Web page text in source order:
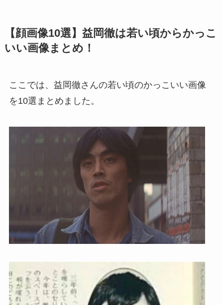
【顔画像10選】益岡徹は若い頃からかっこ
いい画像まとめ！
ここでは、益岡徹さんの若い頃のかっこいい画像
を10選まとめました。